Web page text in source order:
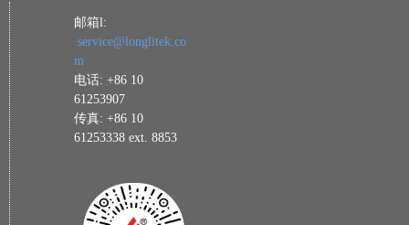
邮箱l:
service@longlitek.co
m
电话: +86 10
61253907
传真: +86 10
61253338 ext. 8853